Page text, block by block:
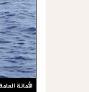
الأمانة